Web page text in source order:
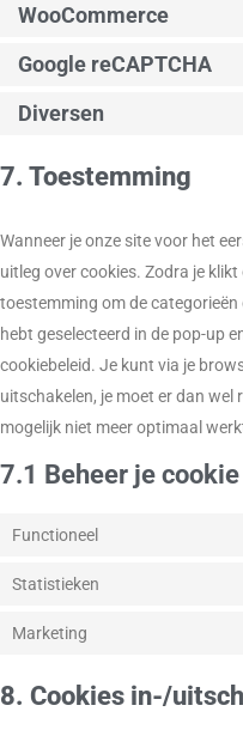
WooCommerce
Google reCAPTCHA
Diversen
7. Toestemming
Wanneer je onze site voor het
uitleg over cookies. Zodra je klikt
toestemming om de categorieën
hebt geselecteerd in de pop-up
cookiebeleid. Je kunt via je
uitschakelen, je moet er dan wel
mogelijk niet meer optimaal
7.1 Beheer je
Functioneel
Statistieken
Marketing
8. Cookies in-/